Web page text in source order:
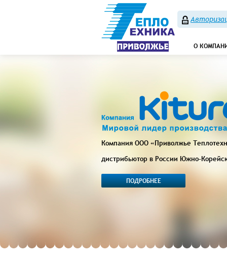
О
Компания ООО «Приволжье
дистрибьютор в России Южно-
ПОДРОБНЕЕ